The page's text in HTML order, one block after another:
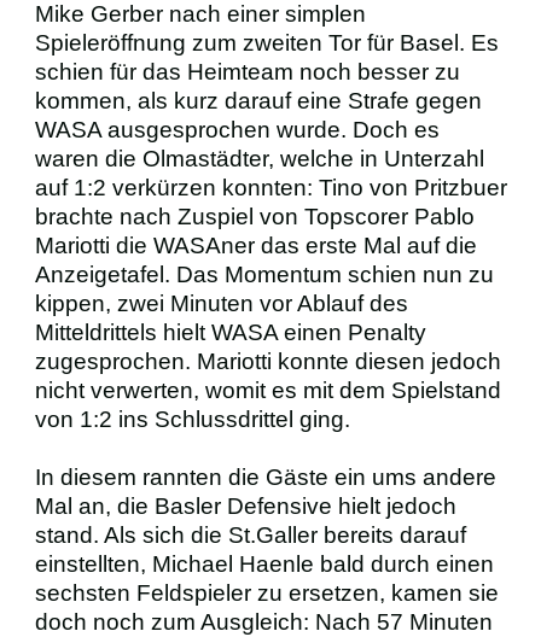
Mike Gerber nach einer simplen
Spieleröffnung zum zweiten Tor für Basel. Es
schien für das Heimteam noch besser zu
kommen, als kurz darauf eine Strafe gegen
WASA ausgesprochen wurde. Doch es
waren die Olmastädter, welche in Unterzahl
auf 1:2 verkürzen konnten: Tino von Pritzbuer
brachte nach Zuspiel von Topscorer Pablo
Mariotti die WASAner das erste Mal auf die
Anzeigetafel. Das Momentum schien nun zu
kippen, zwei Minuten vor Ablauf des
Mitteldrittels hielt WASA einen Penalty
zugesprochen. Mariotti konnte diesen jedoch
nicht verwerten, womit es mit dem Spielstand
von 1:2 ins Schlussdrittel ging.
In diesem rannten die Gäste ein ums andere
Mal an, die Basler Defensive hielt jedoch
stand. Als sich die St.Galler bereits darauf
einstellten, Michael Haenle bald durch einen
sechsten Feldspieler zu ersetzen, kamen sie
doch noch zum Ausgleich: Nach 57 Minuten